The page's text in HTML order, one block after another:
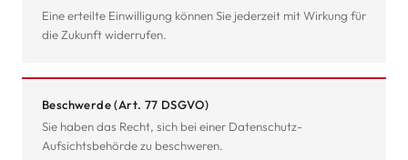
Eine erteilte Einwilligung können Sie jederzeit mit Wirkung für
die Zukunft widerrufen.
Beschwerde (Art. 77 DSGVO)
Sie haben das Recht, sich bei einer Datenschutz-
Aufsichtsbehörde zu beschweren.